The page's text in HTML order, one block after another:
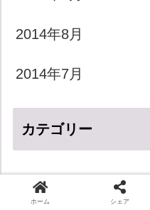
2014年8月
2014年7月
カテゴリー
LGBT
ホーム シェア